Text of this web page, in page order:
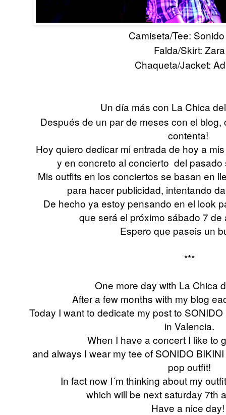
Camiseta/Tee:
Falda/Skirt: Zara
Chaqueta/Jacket:
Un día más con La Chica
Después de un par de meses con el
contenta!
Hoy quiero dedicar mi entrada de hoy a
y en concreto al concierto del
Mis outfits en los conciertos se basan en
para hacer publicidad, intentando
De hecho ya estoy pensando en el look
que será el próximo sábado 7 de
Espero que paseis un
***
One more day with La Chica
After a few months with my blog
Today I want to dedicate my post to
in Valencia.
When I have a concert I like to
and always I wear my tee of SONIDO BIKINI
pop outfit!
In fact now I´m thinking about my
which will be nextsaturday 7th
Have a nice